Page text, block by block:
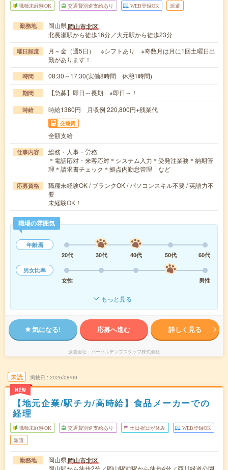
職種未経験OK 交通費別途支給あり WEB登録OK 派遣
勤務地 岡山県岡山市北区
北長瀬駅から徒歩16分／大元駅から徒歩23分
曜日頻度
月～金（週5日） ※シフトあり ※奇数月は月に1回土曜日出
勤があります！
時間 08:30～17:30(実働8時間 休憩1時間)
期間 【急募】即日～長期 ※即日～！
時給 時給1380円 月収例 220,800円+残業代
交通費
全額支給
仕事内容
総務・人事・労務
＊電話応対・来客応対＊システム入力＊受発注業務＊納期管
理＊請求書チェック＊拠点内勤怠管理 など
応募資格
職種未経験OK / ブランクOK / パソコンスキル不要 / 英語力不
要
未経験OK！
職場の雰囲気
年齢層
20代
30代 40代 50代
60代
男女比率
女性
男性
もっと見る
気になる! 応募へ進む 詳しく見る
派遣会社 パーソルテンプスタッフ株式会社
未読
NEW
掲載日 2026/08/09
【地元企業/駅チカ/高時給】食品メーカーでの
経理
職種未経験OK 交通費別途支給あり 土日祝日が休み WEB登録OK
派遣
勤務地 岡山県岡山市北区
岡山駅から徒歩2分／岡山駅前駅から徒歩4分／西川緑道公園